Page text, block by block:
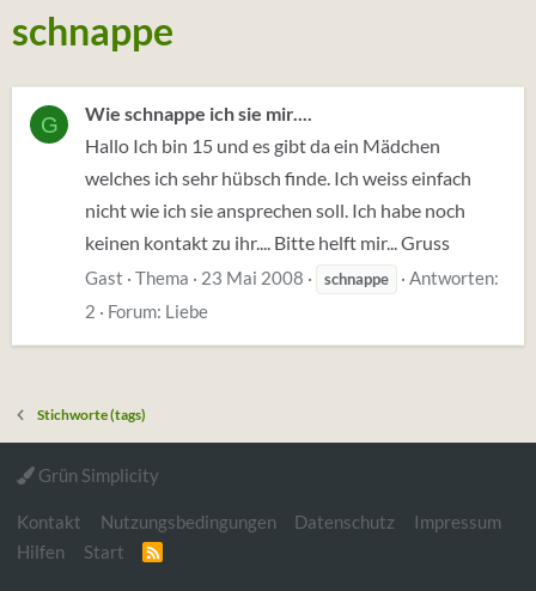
schnappe
G
Wie schnappe ich sie mir....
Hallo Ich bin 15 und es gibt da ein Mädchen
welches ich sehr hübsch finde. Ich weiss einfach
nicht wie ich sie ansprechen soll. Ich habe noch
keinen kontakt zu ihr.... Bitte helft mir... Gruss
Gast Thema 23 Mai 2008 schnappe
Antworten:
2
Forum: Liebe
Stichworte (tags)
Grün Simplicity
Kontakt Nutzungsbedingungen Datenschutz
Impressum
Hilfen
Start
R